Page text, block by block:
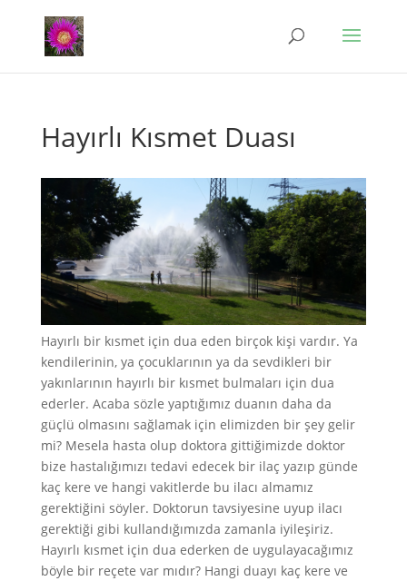
Hayırlı Kısmet Duası
Hayırlı bir kısmet için dua eden birçok kişi vardır. Ya
kendilerinin, ya çocuklarının ya da sevdikleri bir
yakınlarının hayırlı bir kısmet bulmaları için dua
ederler. Acaba sözle yaptığımız duanın daha da
güçlü olmasını sağlamak için elimizden bir şey gelir
mi? Mesela hasta olup doktora gittiğimizde doktor
bize hastalığımızı tedavi edecek bir ilaç yazıp günde
kaç kere ve hangi vakitlerde bu ilacı almamız
gerektiğini söyler. Doktorun tavsiyesine uyup ilacı
gerektiği gibi kullandığımızda zamanla iyileşiriz.
Hayırlı kısmet için dua ederken de uygulayacağımız
böyle bir reçete var mıdır? Hangi duayı kaç kere ve